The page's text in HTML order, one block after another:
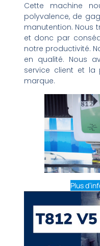
Cette machine
polyvalence, de
manutention. Nous
et donc par
notre productivité.
en qualité. Nous
service client et la
marque.
Plus